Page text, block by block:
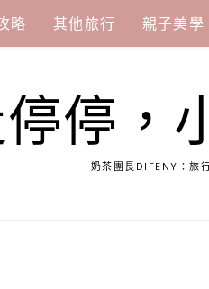
略 其他旅行 親子美學
停，
奶茶團長DIFENY：旅